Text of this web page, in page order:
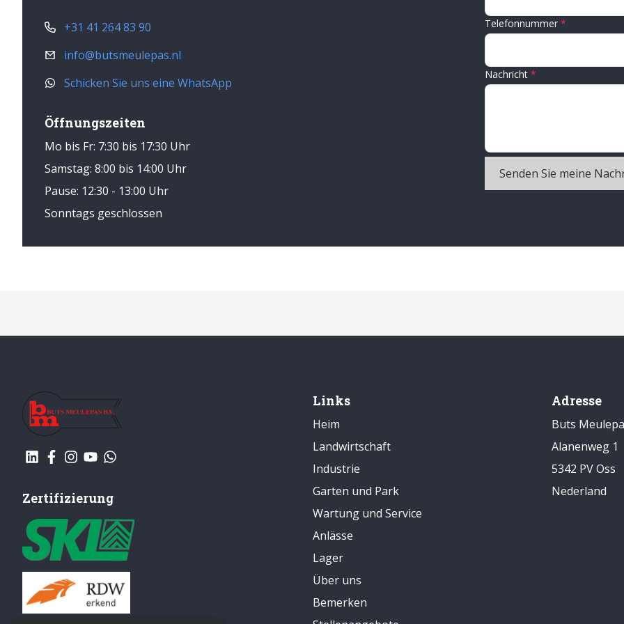
+31 41 264 83 90
info@butsmeulepas.nl
Schicken Sie uns eine WhatsApp
Öffnungszeiten
Mo bis Fr: 7:30 bis 17:30 Uhr
Samstag: 8:00 bis 14:00 Uhr
Pause: 12:30 - 13:00 Uhr
Sonntags geschlossen
Telefonnummer
Nachricht
Senden Sie meine
Zertifizierung
Links
Heim
Landwirtschaft
Industrie
Garten und Park
Wartung und Service
Anlässe
Lager
Über uns
Bemerken
Adresse
Buts
Alanenweg 1
5342 PV Oss
Nederland